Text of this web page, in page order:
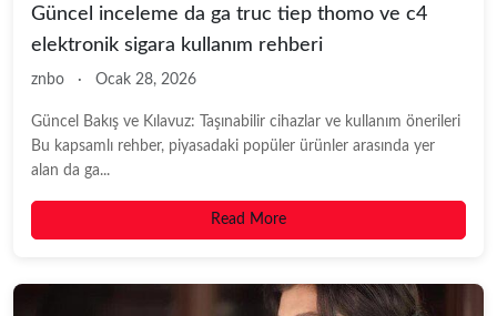
Güncel inceleme da ga truc tiep thomo ve c4
elektronik sigara kullanım rehberi
znbo · Ocak 28, 2026
Güncel Bakış ve Kılavuz: Taşınabilir cihazlar ve kullanım önerileri
Bu kapsamlı rehber, piyasadaki popüler ürünler arasında yer
alan da ga...
Read More